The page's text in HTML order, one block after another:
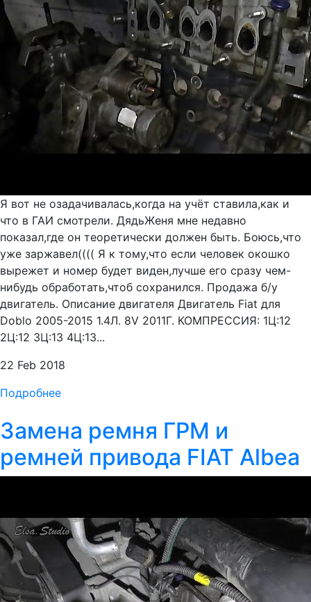
Я вот не озадачивалась,когда на учёт ставила,как и
что в ГАИ смотрели. ДядьЖеня мне недавно
показал,где он теоретически должен быть. Боюсь,что
уже заржавел(((( Я к тому,что если человек окошко
вырежет и номер будет виден,лучше его сразу чем-
нибудь обработать,чтоб сохранился. Продажа б/у
двигатель. Описание двигателя Двигатель Fiat для
Doblo 2005-2015 1.4Л. 8V 2011Г. КОМПРЕССИЯ: 1Ц:12
2Ц:12 3Ц:13 4Ц:13...
22 Feb 2018
Подробнее
Замена ремня ГРМ и
ремней привода FIAT Albea